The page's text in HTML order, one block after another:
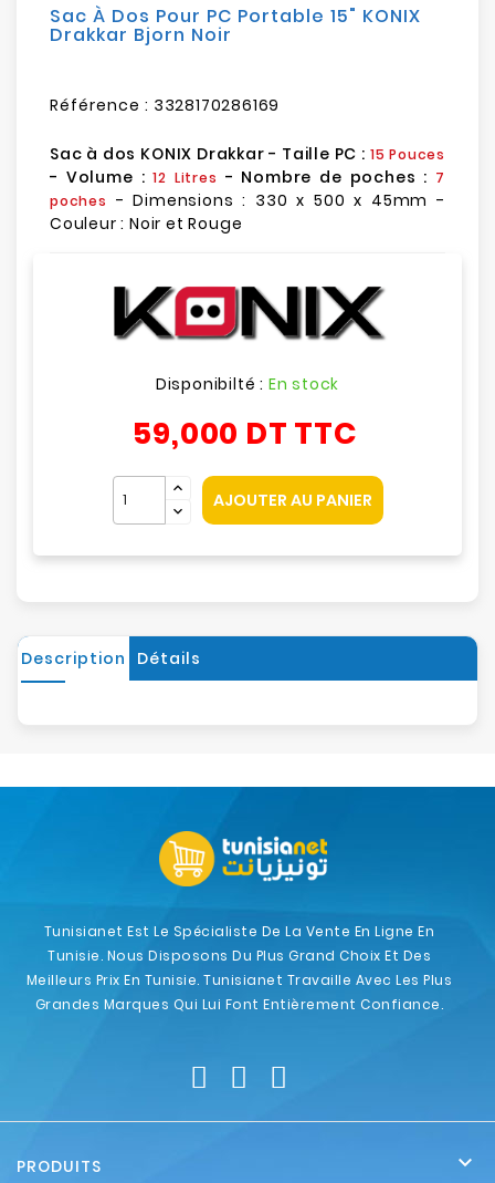
Sac À Dos Pour PC Portable 15" KONIX
Drakkar Bjorn Noir
Référence : 3328170286169
Sac à dos KONIX Drakkar - Taille PC : 15 Pouces
- Volume :12 Litres - Nombre de poches : 7
poches - Dimensions : 330 x 500 x 45mm -
Couleur : Noir et Rouge
Disponibilté : En stock
59,000 DT TTC
AJOUTER AU PANIER
Description Détails
Tunisianet Est Le Spécialiste De La Vente En Ligne En
Tunisie. Nous Disposons Du Plus Grand Choix Et Des
Meilleurs Prix En Tunisie. Tunisianet Travaille Avec Les Plus
Grandes Marques Qui Lui Font Entièrement Confiance.
PRODUITS 